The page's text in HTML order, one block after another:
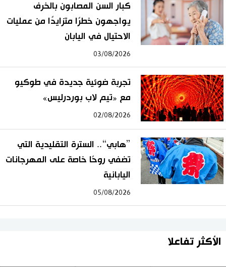
كبار السن المصابون بالخرف
يواجهون خطرًا متزايدًا من عمليات
الاحتيال في اليابان
03/08/2026
تجربة ضوئية جديدة في طوكيو
مع «تيم لاب بوردرليس»
02/08/2026
”هابي“.. السترة التقليدية التي
تضفي روحًا خاصة على المهرجانات
اليابانية
05/08/2026
الأكثر تفاعلا